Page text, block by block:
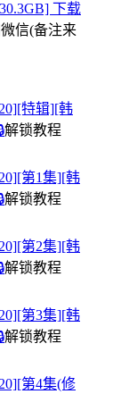
下载
信(备注来
特辑][韩
解锁教程
第1集][韩
解锁教程
第2集][韩
解锁教程
第3集][韩
解锁教程
第4集(修